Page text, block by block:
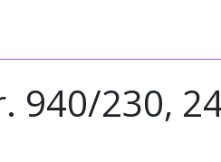
940/230,